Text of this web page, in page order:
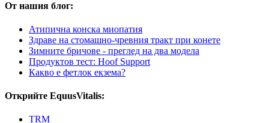
От нашия блог:
Атипична конска миопатия
Здраве на стомашно-чревния тракт при конете
Зимните бричове - преглед на два модела
Продуктов тест: Hoof Support
Какво е фетлок екзема?
Открийте EquusVitalis:
TRM